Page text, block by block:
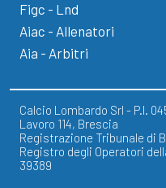
Figc - Lnd
Aiac - Allenatori
Aia - Arbitri
Calcio Lombardo Srl - P.I.
Lavoro 114, Brescia
Registrazione Tribunale di
Registro degli Operatori
39389